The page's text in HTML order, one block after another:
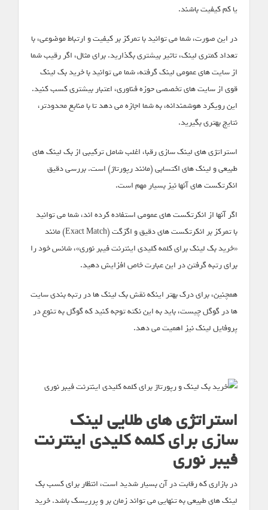
یا کم کیفیت باشند.
در این صورت، شما می توانید با تمرکز بر کیفیت و ارتباط موضوعی، با
تعداد کمتری لینک، تاثیر بیشتری بگذارید. برای مثال، اگر رقیب شما
از سایت های عمومی لینک گرفته، شما می توانید با خرید بک لینک
قوی از سایت های تخصصی حوزه فناوری، اعتبار بیشتری کسب کنید.
این رویکرد هوشمندانه، به شما اجازه می دهد تا با منابع محدودتر،
نتایج بهتری بگیرید.
استراتژی های لینک سازی رقبا، اغلب شامل ترکیبی از بک لینک های
طبیعی و لینک های اکتسابی (مانند رپورتاژ) است. بررسی دقیق
انکرتکست های آنها نیز بسیار مهم است.
اگر آنها از انکرتکست های عمومی استفاده کرده اند، شما می توانید
با تمرکز بر انکرتکست های دقیق و اگزگت (Exact Match) مانند
«خرید بک لینک برای کلمه کلیدی اینترنت فیبر نوری»، شانس خود را
برای رتبه گرفتن در این عبارت خاص افزایش دهید.
همچنین، برای درک بهتر اینکه نقش بک لینک ها در رتبه بندی سایت
ها در گوگل چیست، باید به این نکته توجه کنید که گوگل به تنوع در
پروفایل لینک نیز اهمیت می دهد.
استراتژی های طلایی لینک
سازی برای کلمه کلیدی اینترنت
فیبر نوری
در بازاری که رقابت در آن بسیار شدید است، انتظار برای کسب بک
لینک های طبیعی به تنهایی می تواند زمان بر و پرریسک باشد. خرید